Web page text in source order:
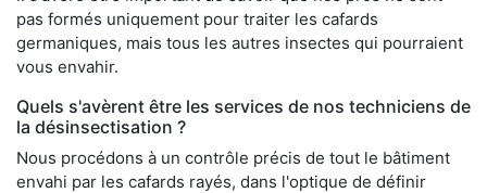
pas formés uniquement pour traiter les cafards
germaniques, mais tous les autres insectes qui pourraient
vous envahir.
Quels s'avèrent être les services de nos techniciens de
la désinsectisation ?
Nous procédons à un contrôle précis de tout le bâtiment
envahi par les cafards rayés, dans l'optique de définir